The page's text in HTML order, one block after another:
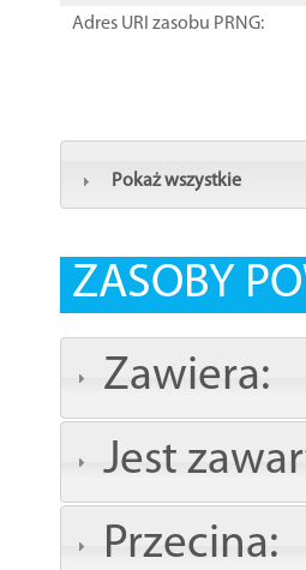
Adres URI zasobu PRNG:
Pokaż wszystkie
ZASOBY
Zawiera:
Jest
Przecina: